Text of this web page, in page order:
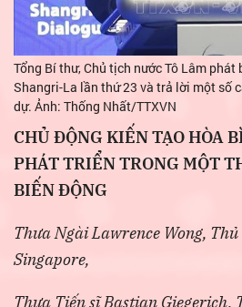
Tổng Bí thư, Chủ tịch nước Tô Lâm
Shangri-La lần thứ 23 và trả lời một số
dự. Ảnh: Thống Nhất/TTXVN
CHỦ ĐỘNG KIẾN TẠO HÒA
PHÁT TRIỂN TRONG MỘT
BIẾN ĐỘNG
Thưa Ngài Lawrence Wong,
Singapore,
Thưa Tiến sĩ Bastian Giegerich,